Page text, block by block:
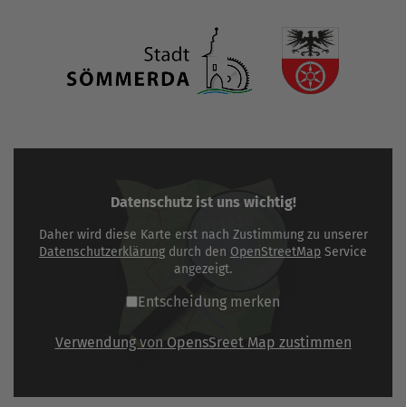
Datenschutz ist uns wichtig!
Daher wird diese Karte erst nach Zustimmung zu unserer
Datenschutzerklärung durch den OpenStreetMap Service
angezeigt.
Entscheidung merken
Verwendung von OpensSreet Map zustimmen